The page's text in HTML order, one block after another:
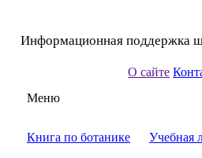
Информационная поддержка
О сайте
Меню
Книга по ботанике Учебная